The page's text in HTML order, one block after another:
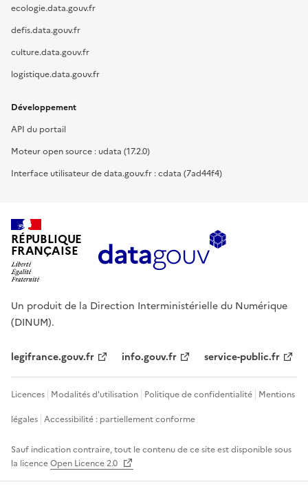
ecologie.data.gouv.fr
defis.data.gouv.fr
culture.data.gouv.fr
logistique.data.gouv.fr
Développement
API du portail
Moteur open source : udata (17.2.0)
Interface utilisateur de data.gouv.fr : cdata (7ad44f4)
RÉPUBLIQUE
FRANÇAISE
Un produit de la Direction Interministérielle du Numérique
(DINUM).
legifrance.gouv.fr info.gouv.fr service-public.fr
Licences Modalités d'utilisation Politique de confidentialité Mentions
légales Accessibilité : partiellement conforme
Sauf indication contraire, tout le contenu de ce site est disponible sous
la licenceOpen Licence 2.0